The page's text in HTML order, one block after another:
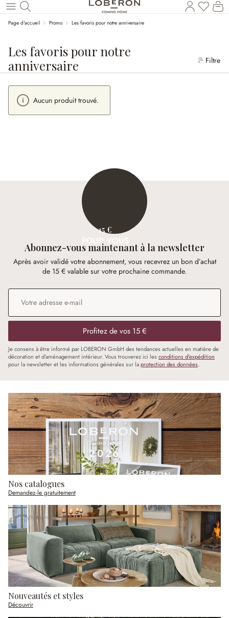
Revenir au contenu principal
Page d'accueil Promo Les favoris pour notre anniversaire
Les favoris pour notre
anniversaire
Filtre
Aucun produit trouvé.
15 €
POUR VOUS
Abonnez-vous maintenant à la newsletter
Après avoir validé votre abonnement, vous recevrez un bon d’achat
de 15 € valable sur votre prochaine commande.
Adresse e-mail
Profitez de vos 15 €
Je consens à être informé par LOBERON GmbH des tendances actuelles en matière de
décoration et d'aménagement intérieur. Vous trouverez ici les conditions d'expédition
pour la newsletter et les informations générales sur laprotection des données.
Nos catalogues
Demandez-le gratuitement
Nouveautés et styles
Découvrir